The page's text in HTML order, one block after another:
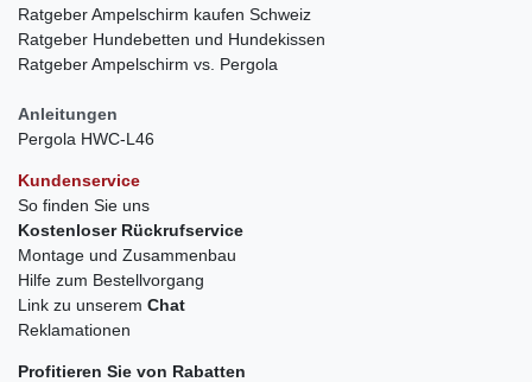
Ratgeber Ampelschirm kaufen Schweiz
Ratgeber Hundebetten und Hundekissen
Ratgeber Ampelschirm vs. Pergola
Anleitungen
Pergola HWC-L46
Kundenservice
So finden Sie uns
Kostenloser Rückrufservice
Montage und Zusammenbau
Hilfe zum Bestellvorgang
Link zu unserem Chat
Reklamationen
Profitieren Sie von Rabatten